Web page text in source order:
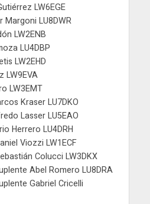
LW6EGE
Margoni LU8DWR
LW2ENB
LU4DBP
LW2EHD
LW9EVA
LW3EMT
Kraser LU7DKO
Lasser LU5EAO
Herrero LU4DRH
Viozzi LW1ECF
Colucci LW3DKX
Abel Romero LU8DRA
Gabriel Cricelli